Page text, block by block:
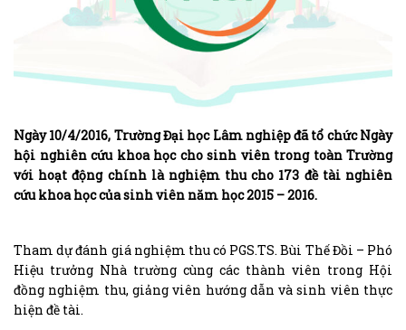
Ngày 10/4/2016, Trường Đại học Lâm nghiệp đã tổ chức Ngày
hội nghiên cứu khoa học cho sinh viên trong toàn Trường
với hoạt động chính là nghiệm thu cho 173 đề tài nghiên
cứu khoa học của sinh viên năm học 2015 – 2016.
Tham dự đánh giá nghiệm thu có PGS.TS. Bùi Thế Đồi – Phó
Hiệu trưởng Nhà trường cùng các thành viên trong Hội
đồng nghiệm thu, giảng viên hướng dẫn và sinh viên thực
hiện đề tài.